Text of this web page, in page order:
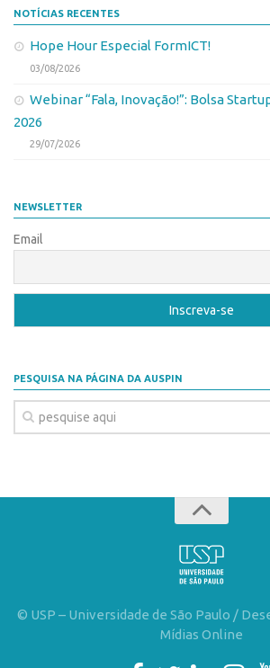
Marcas
Buscar Anterioridade
Portal do Inventor
Leis e Normas
Transferência de Tecnologia
PD&I
Convênios
Conexão USP
NOTÍCIAS RECENTES
Hope Hour Especial FormICT!
03/08/2026
Webinar “Fala, Inovação!”: Bolsa
2026
29/07/2026
NEWSLETTER
Email
PESQUISA NA PÁGINA DA AUSPIN
© USP – Universidade de São Paulo /
Mídias Online